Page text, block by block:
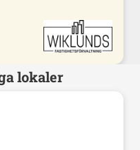
lokaler